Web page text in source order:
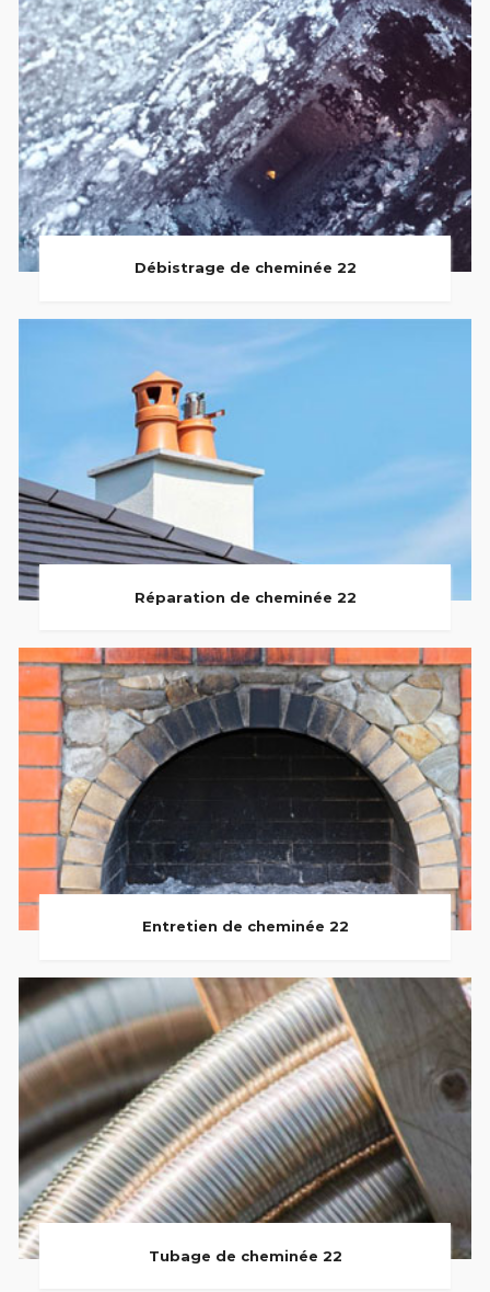
Débistrage de cheminée 22
Réparation de cheminée 22
Entretien de cheminée 22
Tubage de cheminée 22